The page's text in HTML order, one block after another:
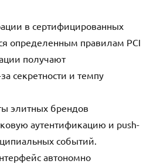
в сертифицированных
определенным правилам PCI
получают
секретности и темпу
элитных брендов
аутентификацию и push-
событий.
автономно